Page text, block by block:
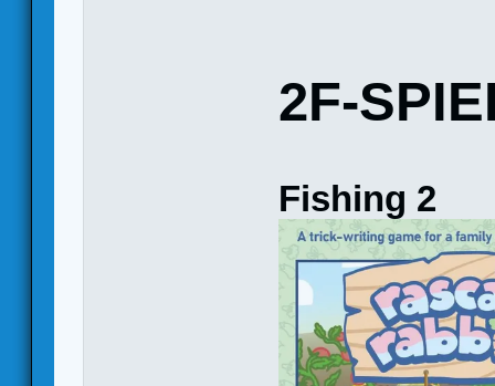
2F-
Fishing 2